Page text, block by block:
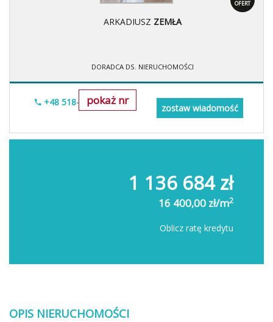
OFERT
ARKADIUSZ ZEMŁA
DORADCA DS. NIERUCHOMOŚCI
pokaż nr
+48 518-706-552
zostaw wiadomość
1 136 684 zł
16 400,00 zł/m2
Oblicz ratę kredytu
OPIS NIERUCHOMOŚCI